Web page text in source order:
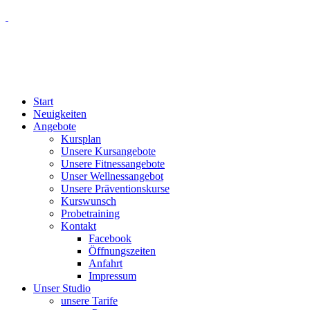
Start
Neuigkeiten
Angebote
Kursplan
Unsere Kursangebote
Unsere Fitnessangebote
Unser Wellnessangebot
Unsere Präventionskurse
Kurswunsch
Probetraining
Kontakt
Facebook
Öffnungszeiten
Anfahrt
Impressum
Unser Studio
unsere Tarife